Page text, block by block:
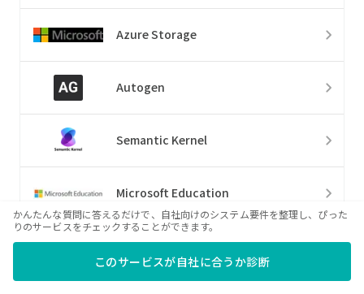
Azure Storage
Autogen
Semantic Kernel
Microsoft Education
Microsoft Dynamics 365
かんたんな質問に答えるだけで、自社向けのシステム要件を整理し、ぴった
りのサービスをチェックすることができます。
このサービスが自社に合うか診断